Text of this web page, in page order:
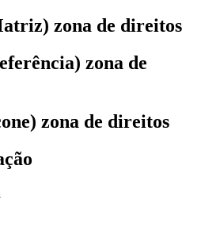
zona de direitos
zona de
zona de direitos